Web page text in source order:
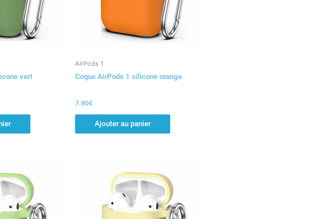
vert
AirPods 1
Coque AirPods 1 silicone orange
7.90€
Ajouter au panier